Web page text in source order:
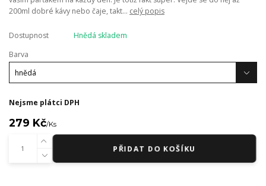
200ml dobré kávy nebo čaje, takt... celý popis
Dostupnost
Hnědá skladem
Barva
Nejsme plátci DPH
279 Kč/Ks
PŘIDAT DO KOŠÍKU